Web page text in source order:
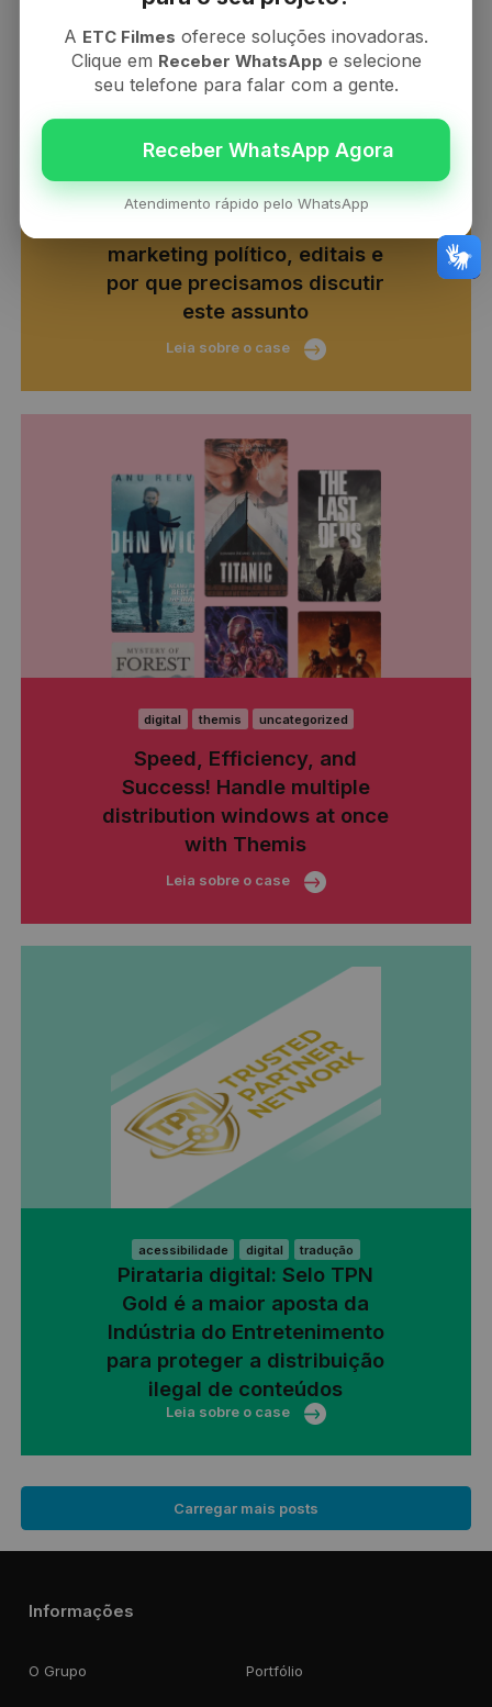
marketing político, editais e
por que precisamos discutir
este assunto
Leia sobre o case
digital themis uncategorized
Speed, Efficiency, and
Success! Handle multiple
distribution windows at once
with Themis
Leia sobre o case
acessibilidade digital tradução
Pirataria digital: Selo TPN
Gold é a maior aposta da
Indústria do Entretenimento
para proteger a distribuição
ilegal de conteúdos
Leia sobre o case
Carregar mais posts
Informações
O Grupo Portfólio
A ETC Filmes oferece soluções inovadoras.
Clique em Receber WhatsApp e selecione
seu telefone para falar com a gente.
Atendimento rápido pelo WhatsApp